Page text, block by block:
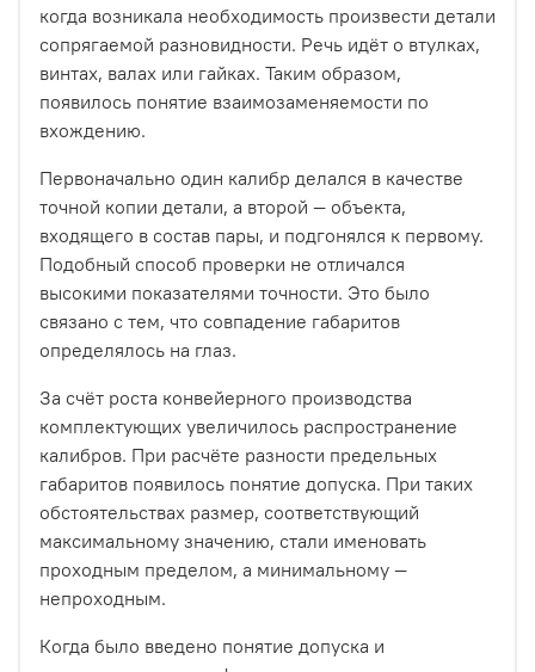
когда возникала необходимость произвести детали
сопрягаемой разновидности. Речь идёт о втулках,
винтах, валах или гайках. Таким образом,
появилось понятие взаимозаменяемости по
вхождению.
Первоначально один калибр делался в качестве
точной копии детали, а второй — объекта,
входящего в состав пары, и подгонялся к первому.
Подобный способ проверки не отличался
высокими показателями точности. Это было
связано с тем, что совпадение габаритов
определялось на глаз.
За счёт роста конвейерного производства
комплектующих увеличилось распространение
калибров. При расчёте разности предельных
габаритов появилось понятие допуска. При таких
обстоятельствах размер, соответствующий
максимальному значению, стали именовать
проходным пределом, а минимальному —
непроходным.
Когда было введено понятие допуска и